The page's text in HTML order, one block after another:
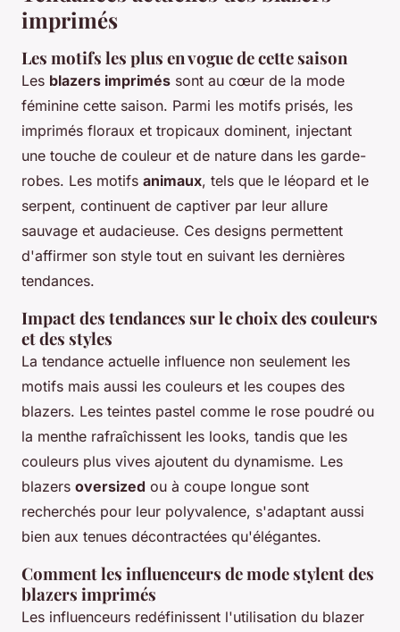
imprimés
Les motifs les plus en vogue de cette saison
Les blazers imprimés sont au cœur de la mode
féminine cette saison. Parmi les motifs prisés, les
imprimés floraux et tropicaux dominent, injectant
une touche de couleur et de nature dans les garde-
robes. Les motifs animaux, tels que le léopard et le
serpent, continuent de captiver par leur allure
sauvage et audacieuse. Ces designs permettent
d'affirmer son style tout en suivant les dernières
tendances.
Impact des tendances sur le choix des couleurs
et des styles
La tendance actuelle influence non seulement les
motifs mais aussi les couleurs et les coupes des
blazers. Les teintes pastel comme le rose poudré ou
la menthe rafraîchissent les looks, tandis que les
couleurs plus vives ajoutent du dynamisme. Les
blazers oversized ou à coupe longue sont
recherchés pour leur polyvalence, s'adaptant aussi
bien aux tenues décontractées qu'élégantes.
Comment les influenceurs de mode stylent des
blazers imprimés
Les influenceurs redéfinissent l'utilisation du blazer